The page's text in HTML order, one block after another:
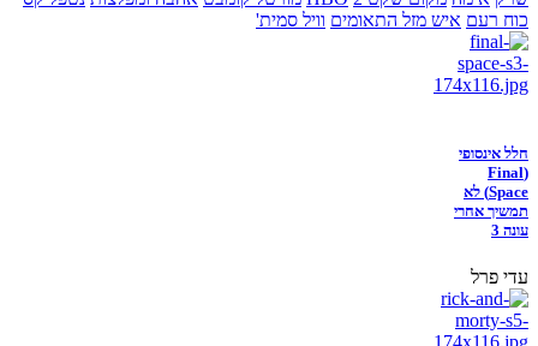
כוח רעם איש מזל התאומים וויל סמית'
חלל אינסופי
(Final
Space) לא
תמשיך אחרי
עונה 3
עדי פרל